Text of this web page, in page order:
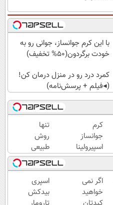
با این کرم جوانساز، جوانی رو به
خودت برگردون(50% تخفیف)
کمرد درد رو در منزل درمان کن!
(◂فیلم + پرسش‌نامه)
کرم
جوانساز
اسپیرولینا
تنها
روش
طبیعی
که
پوستت
رو
بصورت
عمقی
اگر نمی
خواهید
اسپری
بیدکش